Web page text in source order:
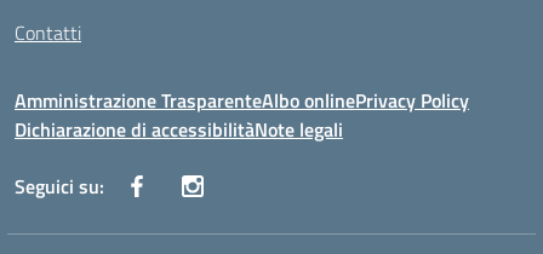
Contatti
Amministrazione TrasparenteAlbo onlinePrivacy Policy
Dichiarazione di accessibilitàNote legali
Seguici su: